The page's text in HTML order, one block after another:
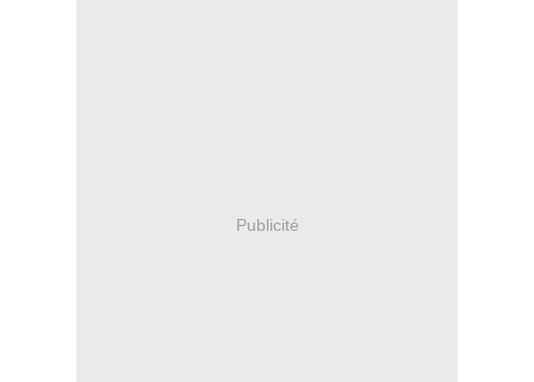
Publicité